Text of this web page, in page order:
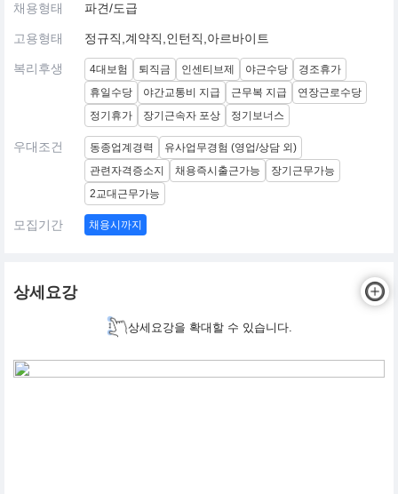
채용형태 파견/도급
고용형태 정규직,계약직,인턴직,아르바이트
복리후생 4대보험 퇴직금 인센티브제 야근수당
경조휴가
휴일수당
야간교통비 지급 근무복 지급
연장근로수당
정기휴가
장기근속자 포상 정기보너스
우대조건 동종업계경력
유사업무경험 (영업/상담 외)
관련자격증소지
채용즉시출근가능
장기근무가능
2교대근무가능
모집기간 채용시까지
상세요강
상세요강을 확대할 수 있습니다.